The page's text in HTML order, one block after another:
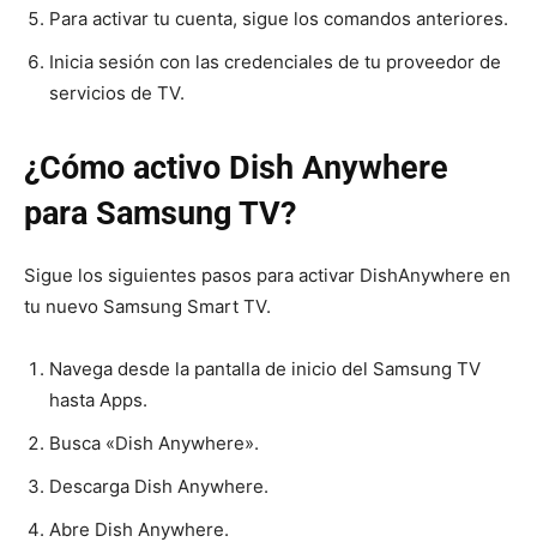
Para activar tu cuenta, sigue los comandos anteriores.
Inicia sesión con las credenciales de tu proveedor de
servicios de TV.
¿Cómo activo Dish Anywhere
para Samsung TV?
Sigue los siguientes pasos para activar DishAnywhere en
tu nuevo Samsung Smart TV.
Navega desde la pantalla de inicio del Samsung TV
hasta Apps.
Busca «Dish Anywhere».
Descarga Dish Anywhere.
Abre Dish Anywhere.